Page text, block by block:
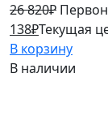
26 820₽
138₽Текущая
В корзину
В наличии